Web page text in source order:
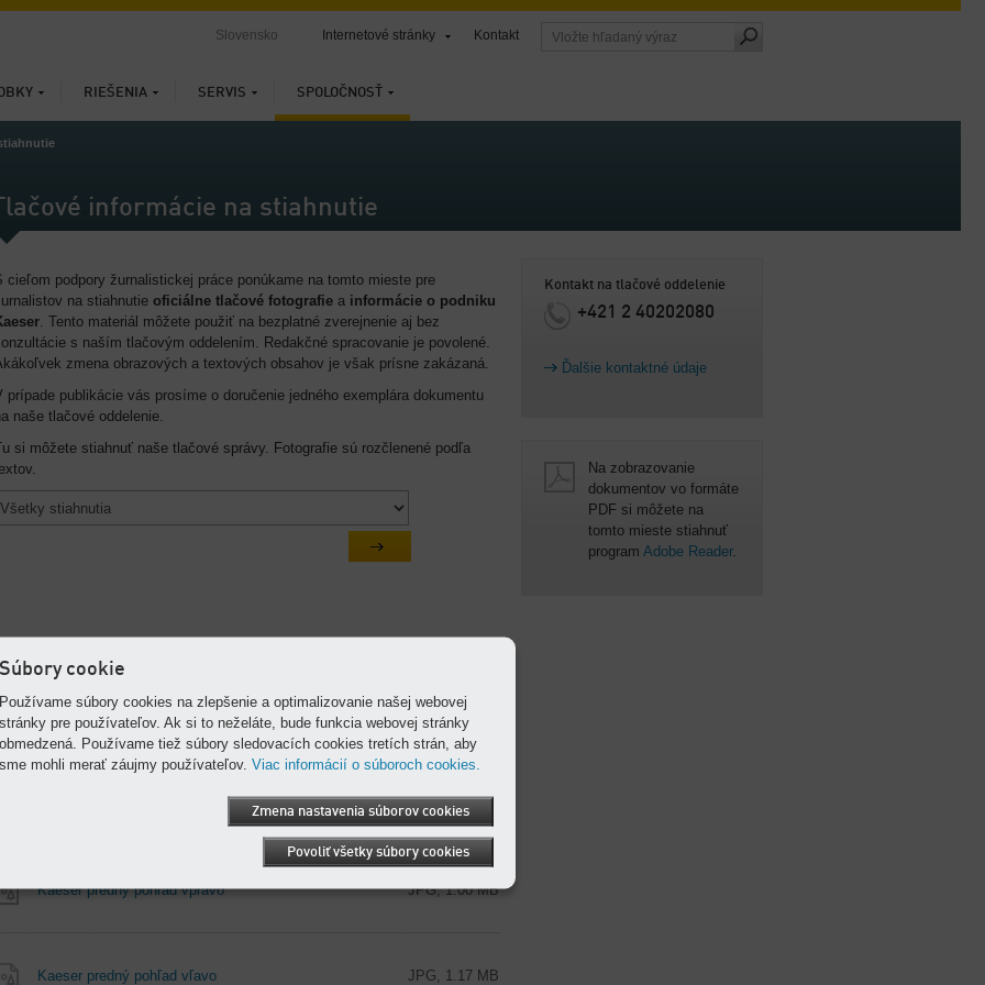
RIEŠENIA SERVIS SPOLOČNOSŤ
Slovensko Internetové stránky Kontakt
informácie na stiahnutie
cieľom podpory žurnalistickej práce ponúkame na tomto mieste pre
na stiahnutie oficiálne tlačové fotografie a informácie o podniku
. Tento materiál môžete použiť na bezplatné zverejnenie aj bez
s naším tlačovým oddelením. Redakčné spracovanie je povolené.
zmena obrazových a textových obsahov je však prísne zakázaná.
prípade publikácie vás prosíme o doručenie jedného exemplára dokumentu
naše tlačové oddelenie.
si môžete stiahnuť naše tlačové správy. Fotografie sú rozčlenené podľa
vyhovujúce vášmu výberu
Kaeser predný pohľad vpravo JPG, 1.00 MB
Kaeser predný pohľad vľavo JPG, 1.17 MB
Kontakt na tlačové oddelenie
+421 2 40202080
Ďalšie kontaktné údaje
Na zobrazovanie
dokumentov vo formáte
PDF si môžete na
tomto mieste stiahnuť
program Adobe Reader.
Súbory cookie
Používame súbory cookies na zlepšenie a optimalizovanie našej webovej
stránky pre používateľov. Ak si to neželáte, bude funkcia webovej stránky
obmedzená. Používame tiež súbory sledovacích cookies tretích strán, aby
sme mohli merať záujmy používateľov. Viac informácií o súboroch cookies.
Zmena nastavenia súborov cookies
Povoliť všetky súbory cookies